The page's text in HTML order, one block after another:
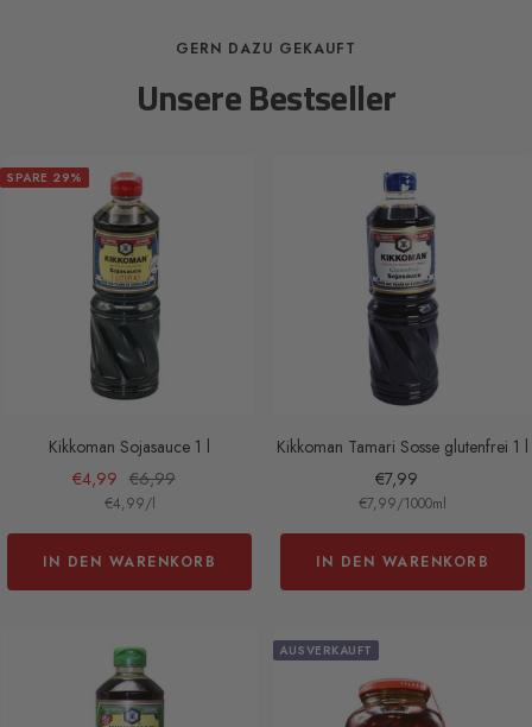
GERN DAZU GEKAUFT
Unsere Bestseller
SPARE 29%
Kikkoman Sojasauce 1 l
Angebotspreis
€4,99 Regulärer
Preis
€6,99
€4,99/l
IN DEN WARENKORB
Kikkoman Tamari Sosse glutenfrei 1 l
Angebotspreis
€7,99
€7,99/1000ml
IN DEN WARENKORB
AUSVERKAUFT